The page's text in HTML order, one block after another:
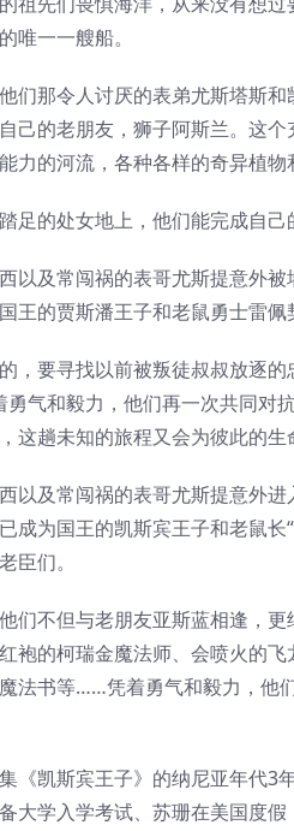
唯一一艘船。
们那令人讨厌的表弟尤斯塔斯
己的老朋友，狮子阿斯兰。这
力的河流，各种各样的奇异植
足的处女地上，他们能完成自
以及常闯祸的表哥尤斯提意外
王的贾斯潘王子和老鼠勇士雷佩
，要寻找以前被叛徒叔叔放逐
气和毅力，他们再一次共同对
这趟未知的旅程又会为彼此的
以及常闯祸的表哥尤斯提意外
成为国王的凯斯宾王子和老鼠
臣们。
们不但与老朋友亚斯蓝相逢，
袍的柯瑞金魔法师、会喷火的
法书等……凭着勇气和毅力，他
《凯斯宾王子》的纳尼亚年代3
大学入学考试、苏珊在美国度